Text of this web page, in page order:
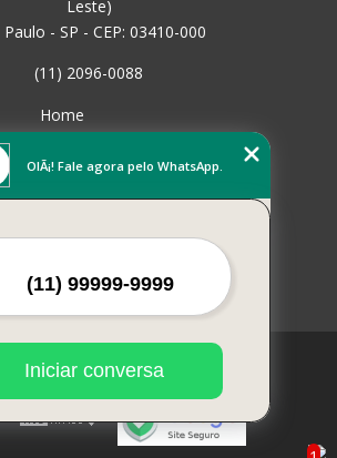
Leste)
Paulo - SP - CEP: 03410-000
(11) 2096-0088
Home
Missão
Mapa do site
sujeito à proteção de direitos autorais.
(Lei 9610 de 19/02/1998)
OlÃ¡! Fale agora pelo WhatsApp.
Iniciar conversa